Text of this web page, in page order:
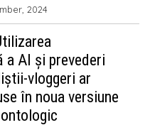
2024
a AI și prevederi
vloggeri ar
în noua versiune